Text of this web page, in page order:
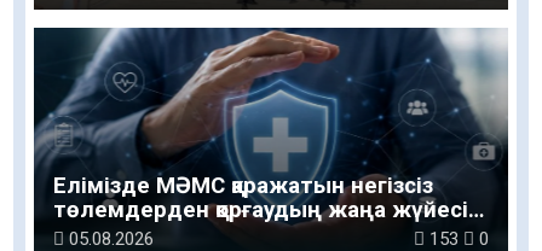
Елімізде МӘМС қаражатын негізсіз
төлемдерден қорғаудың жаңа жүйесі
құрылуда
05.08.2026 153 0